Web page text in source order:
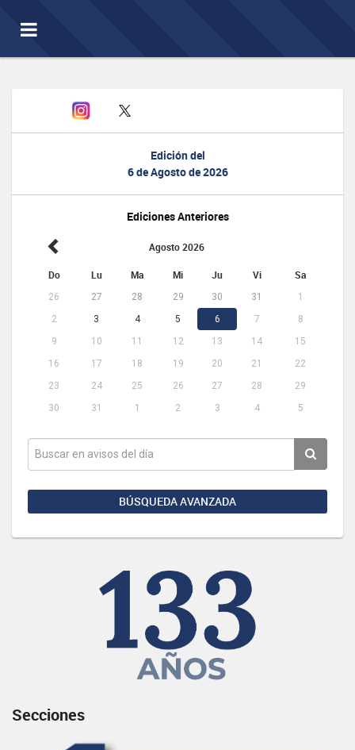
Toggle
navigation
Edición del
6 de Agosto de 2026
Ediciones Anteriores
Agosto 2026
Do Lu Ma Mi Ju Vi Sa
26 27 28 29 30 31
1
2
3 4 5 6 7
8
9
10 11 12 13 14
15
16
17 18 19 20 21
22
23
24 25 26 27 28
29
30
31 1 2 3 4 5
BÚSQUEDA AVANZADA
Secciones